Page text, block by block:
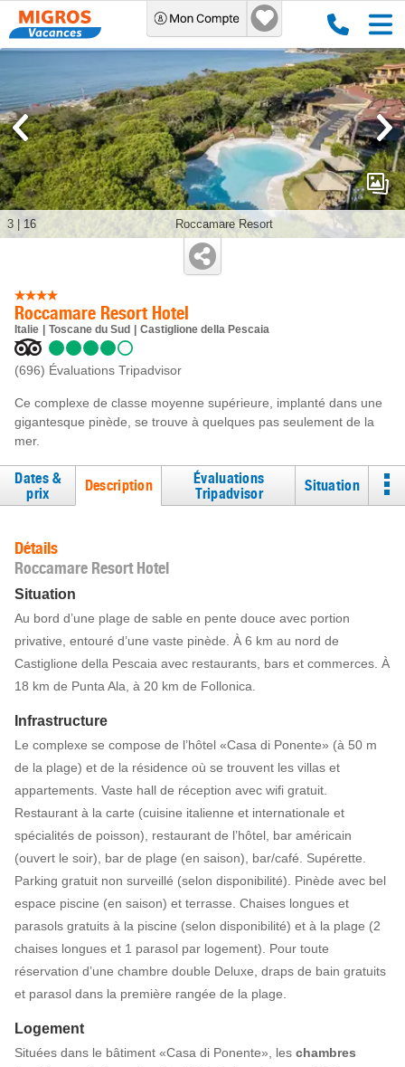
Roccamare Resort Hotel
Italie Toscane du Sud Castiglione della Pescaia
(696) Évaluations Tripadvisor
Ce complexe de classe moyenne supérieure, implanté dans une
gigantesque pinède, se trouve à quelques pas seulement de la
mer.
Roccamare Resort
3 16
Dates &
prix
Description
Évaluations
Tripadvisor
Situation
Détails
Roccamare Resort Hotel
Situation
Au bord d’une plage de sable en pente douce avec portion
privative, entouré d’une vaste pinède. À 6 km au nord de
Castiglione della Pescaia avec restaurants, bars et commerces. À
18 km de Punta Ala, à 20 km de Follonica.
Infrastructure
Le complexe se compose de l’hôtel «Casa di Ponente» (à 50 m
de la plage) et de la résidence où se trouvent les villas et
appartements. Vaste hall de réception avec wifi gratuit.
Restaurant à la carte (cuisine italienne et internationale et
spécialités de poisson), restaurant de l’hôtel, bar américain
(ouvert le soir), bar de plage (en saison), bar/café. Supérette.
Parking gratuit non surveillé (selon disponibilité). Pinède avec bel
espace piscine (en saison) et terrasse. Chaises longues et
parasols gratuits à la piscine (selon disponibilité) et à la plage (2
chaises longues et 1 parasol par logement). Pour toute
réservation d’une chambre double Deluxe, draps de bain gratuits
et parasol dans la première rangée de la plage.
Logement
Situées dans le bâtiment «Casa di Ponente», les chambres